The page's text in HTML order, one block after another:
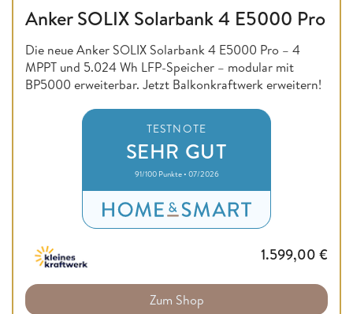
Anker SOLIX Solarbank 4 E5000 Pro
Die neue Anker SOLIX Solarbank 4 E5000 Pro – 4
MPPT und 5.024 Wh LFP-Speicher – modular mit
BP5000 erweiterbar. Jetzt Balkonkraftwerk erweitern!
TESTNOTE
SEHR GUT
91/100 Punkte • 07/2026
1.599,00 €
Zum Shop